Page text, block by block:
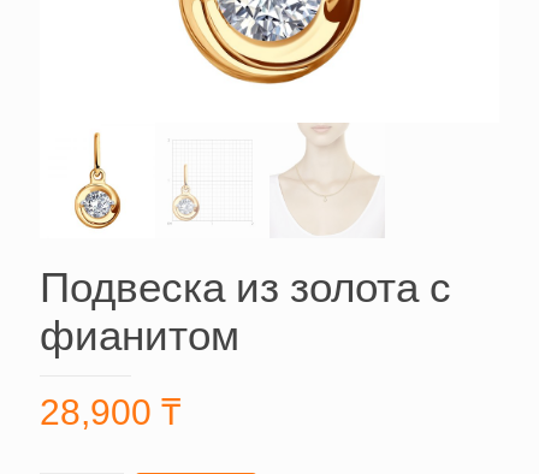
Подвеска из золота с
фианитом
28,900 ₸